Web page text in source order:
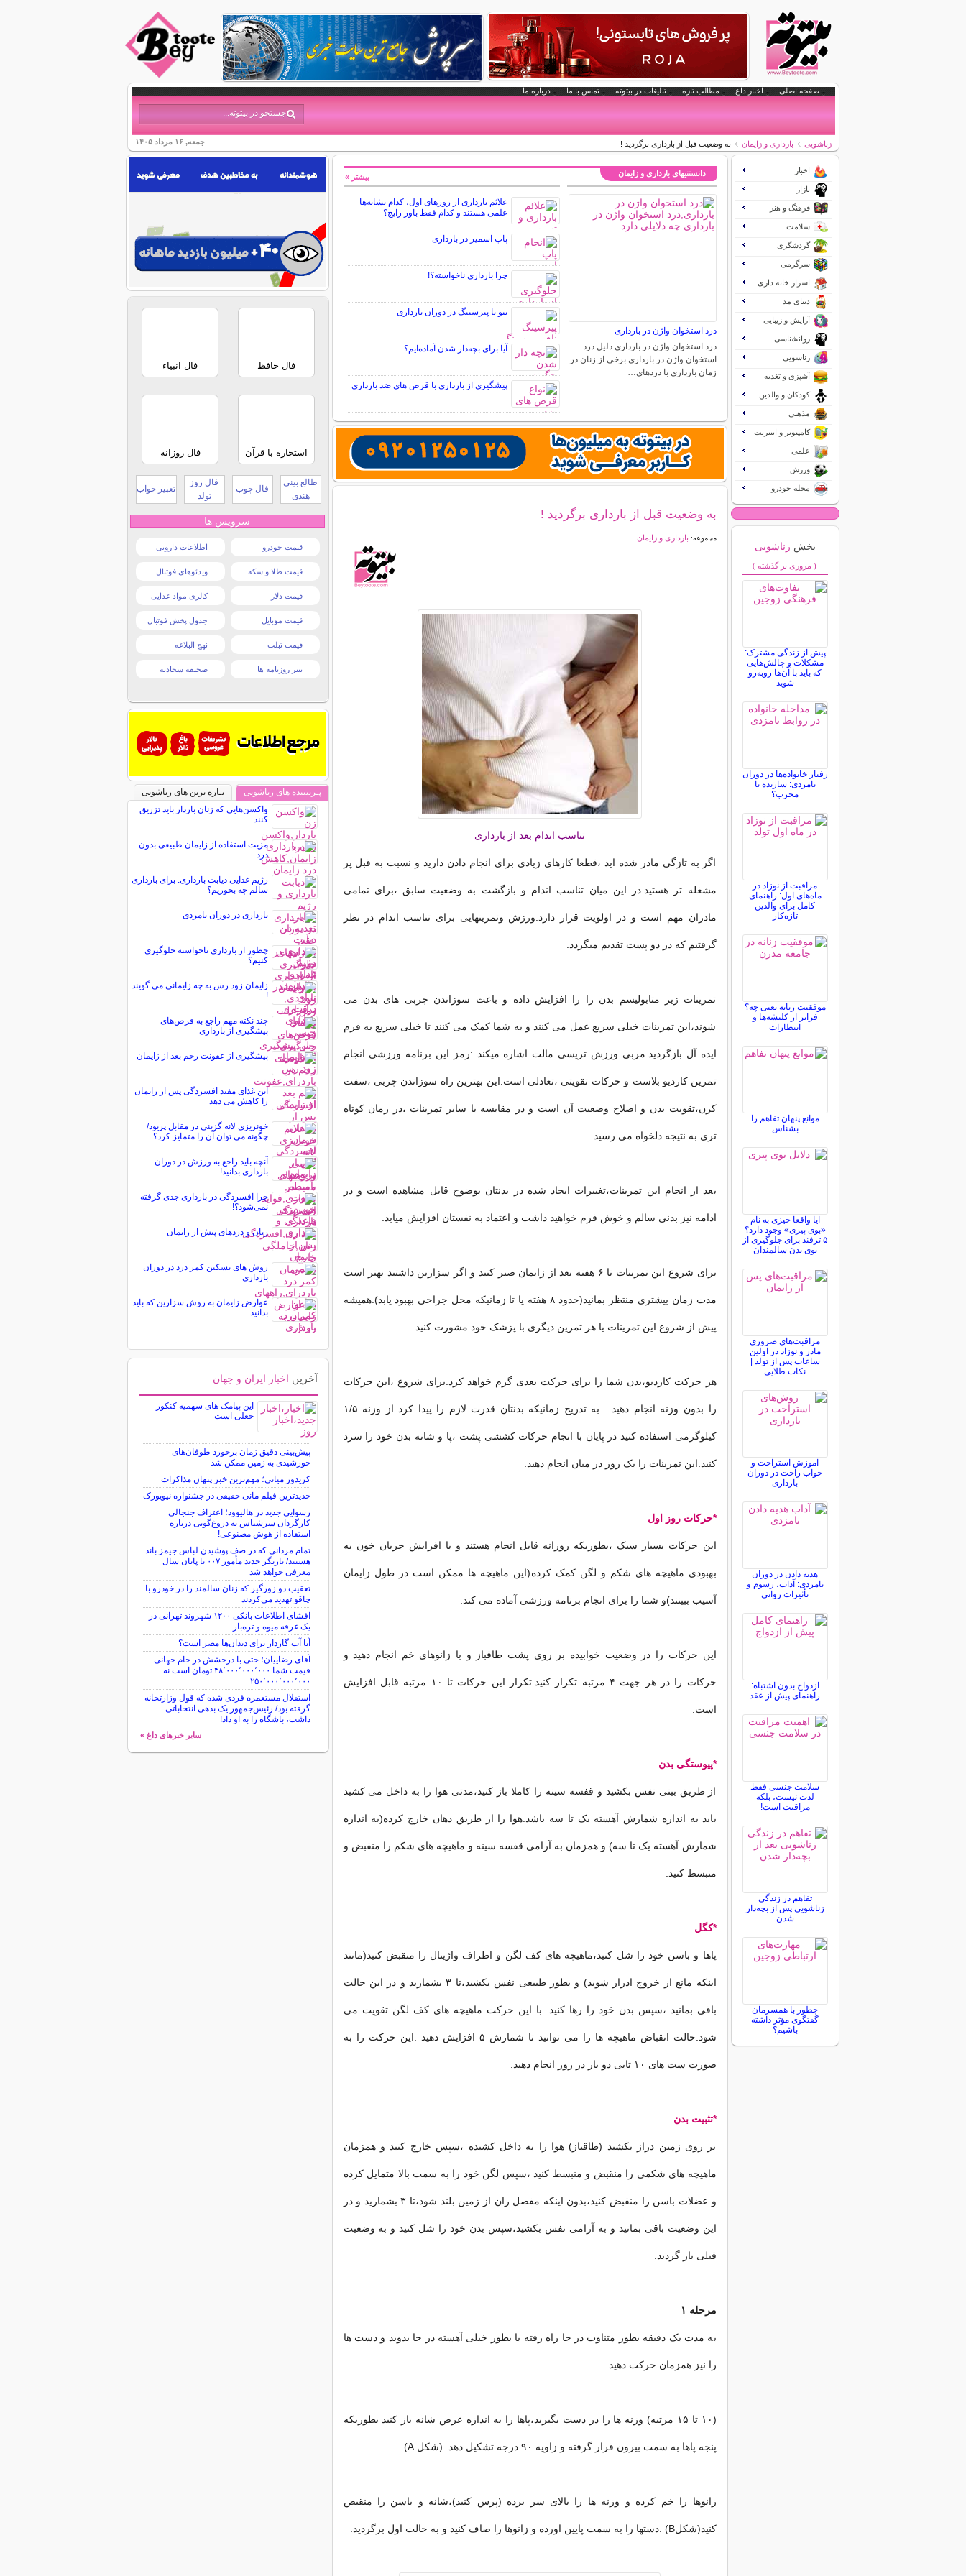
صفحه اصلی اخبار داغ مطالب تازه تبلیغات در بیتوته تماس با ما درباره ما
جمعه, ۱۶ مرداد ۱۴۰۵ زناشویی بارداری و زایمان به وضعیت قبل از بارداری برگردید !
دانستنیهای بارداری و زایمان
درد استخوان واژن در بارداری
درد استخوان واژن در بارداری دلیل درد
استخوان واژن در بارداری برخی از زنان در
زمان بارداری با دردهای…
علائم بارداری از روزهای اول، کدام نشانه‌ها
علمی هستند و کدام فقط باور رایج؟
پاپ اسمیر در بارداری
چرا بارداری ناخواسته؟!
تتو یا پیرسینگ در دوران بارداری
آیا برای بچه‌دار شدن آماده‌ایم؟
پیشگیری از بارداری با قرص های ضد بارداری
بیشتر »
به وضعیت قبل از بارداری برگردید !
مجموعه: بارداری و زایمان
تناسب اندام بعد از بارداری
اگر به تازگی مادر شده اید ،قطعا کارهای زیادی برای انجام دادن دارید و نسبت به قبل پر
مشغله تر هستید.در این میان تناسب اندام و بازگشت به وضعیت سابق ،برای تمامی
مادران مهم است و در اولویت قرار دارد.ورزش وتمرینهایی برای تناسب اندام در نظر
گرفتیم که در دو پست تقدیم میگردد.
تمرینات زیر متابولیسم بدن را را افزایش داده و باعث سوزاندن چربی های بدن می
شوند،این تمرینات خیلی سریع عمل می کنند و به شما کمک می کنند تا خیلی سریع به فرم
ایده آل بازگردید.مربی ورزش تریسی مالت اشاره میکند :رمز این برنامه ورزشی انجام
تمرین کاردیو بلاست و حرکات تقویتی ،تعادلی است.این بهترین راه سوزاندن چربی ،سفت
کرن،تقویت بدن و اصلاح وضعیت آن است و در مقایسه با سایر تمرینات ،در زمان کوتاه
تری به نتیجه دلخواه می رسید.
بعد از انجام این تمرینات،تغییرات ایجاد شده در بدنتان بوضوح قابل مشاهده است و در
ادامه نیز بدنی سالم و خوش فرم خواهید داشت و اعتماد به نفستان افزایش میابد.
برای شروع این تمرینات تا ۶ هفته بعد از زایمان صبر کنید و اگر سزارین داشتید بهتر است
مدت زمان بیشتری منتظر بمانید(حدود ۸ هفته یا تا زمانیکه محل جراحی بهبود یابد).همیشه
پیش از شروع این تمرینات یا هر تمرین دیگری با پزشک خود مشورت کنید.
هر حرکت کاردیو،بدن شما را برای حرکت بعدی گرم خواهد کرد.برای شروع ،این حرکات
را بدون وزنه انجام دهید . به تدریج زمانیکه بدنتان قدرت لازم را پیدا کرد از وزنه ۱/۵
کیلوگرمی استفاده کنید در پایان با انجام حرکات کششی پشت ،پا و شانه بدن خود را سرد
کنید.این تمرینات را یک روز در میان انجام دهید.
*حرکات روز اول
این حرکات بسیار سبک ،بطوریکه روزانه قابل انجام هستند و با افزایش جریان خون به
بهبودی ماهیچه های شکم و لگن کمک کرده(این ماهیچه ها ممکن است در طول زایمان
آسیب ببینند)و شما را برای انجام برنامه ورزشی آماده می کند.
این حرکات را در وضعیت خوابیده بر روی پشت طاقباز و با زانوهای خم انجام دهید و
حرکات را در هر جهت ۴ مرتبه تکرار کنید.تکرار این حرکات تا ۱۰ مرتبه قابل افزایش
است.
*پیوستگی بدن
از طریق بینی نفس بکشید و قفسه سینه را کاملا باز کنید،مدتی هوا را به داخل می کشید
باید به اندازه شمارش آهسته یک تا سه باشد.هوا را از طریق دهان خارج کرده(به اندازه
شمارش آهسته یک تا سه) و همزمان به آرامی قفسه سینه و ماهیچه های شکم را منقبض و
منبسط کنید.
*کگل
پاها و باسن خود را شل کنید،ماهیچه های کف لگن و اطراف واژینال را منقبض کنید(مانند
اینکه مانع از خروج ادرار شوید) و بطور طبیعی نفس بکشید،تا ۳ بشمارید و در این حالت
باقی بمانید ،سپس بدن خود را رها کنید .با این حرکت ماهیچه های کف لگن تقویت می
شود.حالت انقباض ماهیچه ها را می توانید تا شمارش ۵ افزایش دهید .این حرکت را به
صورت ست های ۱۰ تایی دو بار در روز انجام دهید.
*تثبیت بدن
بر روی زمین دراز بکشید (طاقباز) هوا را به داخل کشیده ،سپس خارج کنید و همزمان
ماهیچه های شکمی را منقبض و منبسط کنید ،سپس لگن خود را به سمت بالا متمایل کرده
و عضلات باسن را منقبض کنید،بدون اینکه مفصل ران از زمین بلند شود،تا ۳ بشمارید و در
این وضعیت باقی بمانید و به آرامی نفس بکشید،سپس بدن خود را شل کنید و به وضعیت
قبلی باز گردید.
مرحله ۱
به مدت یک دقیقه بطور متناوب در جا راه رفته یا بطور خیلی آهسته در جا بدوید و دست ها
را نیز همزمان حرکت دهید.
(۱۰ تا ۱۵ مرتبه) وزنه ها را در دست بگیرید،پاها را به اندازه عرض شانه باز کنید بطوریکه
پنجه پاها به سمت بیرون قرار گرفته و زاویه ۹۰ درجه تشکیل دهد .(شکل A)
زانوها را خم کرده و وزنه ها را بالای سر برده (پرس کنید)،شانه و باسن را منقبض
کنید(شکلB) .دستها را به سمت پایین اورده و زانوها را صاف کنید و به حالت اول برگردید.
اخبار
بازار
فرهنگ و هنر
سلامت
گردشگری
سرگرمی
اسرار خانه داری
دنیای مد
آرایش و زیبایی
روانشناسی
زناشویی
آشپزی و تغذیه
کودکان و والدین
مذهبی
کامپیوتر و اینترنت
علمی
ورزش
مجله خودرو
بخش زناشویی
( مروری بر گذشته )
پیش از زندگی مشترک:
مشکلات و چالش‌هایی
که باید با آن‌ها روبه‌رو
شوید
رفتار خانواده‌ها در دوران
نامزدی: سازنده یا
مخرب؟
مراقبت از نوزاد در
ماه‌های اول: راهنمای
کامل برای والدین
تازه‌کار
موفقیت زنانه یعنی چه؟
فراتر از کلیشه‌ها و
انتظارات
موانع پنهان تفاهم را
بشناس
آیا واقعاً چیزی به نام
«بوی پیری» وجود دارد؟
۵ ترفند برای جلوگیری از
بوی بدن سالمندان
مراقبت‌های ضروری
مادر و نوزاد در اولین
ساعات پس از تولد |
نکات طلایی
آموزش استراحت و
خواب راحت در دوران
بارداری
هدیه دادن در دوران
نامزدی: آداب، رسوم و
تأثیرات روانی
ازدواج بدون اشتباه:
راهنمای پیش از عقد
سلامت جنسی فقط
لذت نیست، بلکه
مراقبت است!
تفاهم در زندگی
زناشویی پس از بچه‌دار
شدن
چطور با همسرمان
گفتگوی مؤثر داشته
باشیم؟
فال حافظ فال انبیاء
استخاره با قرآن فال روزانه
طالع بینی
هندی
فال چوب
فال روز
تولد
تعبیر خواب
سرویس ها
قیمت خودرو اطلاعات دارویی
قیمت طلا و سکه ویدئوهای فوتبال
قیمت دلار کالری مواد غذایی
قیمت موبایل جدول پخش فوتبال
قیمت تبلت نهج البلاغه
تیتر روزنامه ها صحیفه سجادیه
پـربیننده های زناشویی
تـازه ترین های زناشویی
واکسن‌هایی که زنان باردار باید تزریق
کنند
مزیت استفاده از زایمان طبیعی بدون
درد
رژیم غذایی دیابت بارداری: برای بارداری
سالم چه بخوریم؟
بارداری در دوران نامزدی
چطور از بارداری ناخواسته جلوگیری
کنیم؟
زايمان زود رس به چه زایمانی می گویند
!
چند نكته مهم راجع به قرص‌های
پیشگیری از بارداری
پیشگیری از عفونت رحم بعد از زایمان
این غذای مفید افسردگی پس از زایمان
را کاهش می دهد
خونریزی لانه گزینی در مقابل پریود/
چگونه می توان آن را متمایز کرد؟
آنچه باید راجع به ورزش در دوران
بارداری بدانید!
چرا افسردگی در بارداری جدی گرفته
نمی‌شود؟!
زنان و دردهای پیش از زایمان
روش های تسکین کمر درد در دوران
بارداری
عوارض زایمان به روش سزارین که باید
بدانید
آخرین اخبار ایران و جهان
این پیامک های سهمیه کنکور
جعلی است
پیش‌بینی دقیق زمان برخورد طوفان‌های
خورشیدی به زمین ممکن شد
کریدور میانی؛ مهم‌ترین خبر پنهان مذاکرات
جدیدترین فیلم مانی حقیقی در جشنواره نیویورک
رسوایی جدید در هالیوود؛ اعتراف جنجالی
کارگردان سرشناس به دروغ‌گویی درباره
استفاده از هوش مصنوعی!
تمام مردانی که در صف پوشیدن لباس جیمز باند
هستند/ بازیگر جدید مأمور ۰۰۷ تا پایان سال
معرفی خواهد شد
تعقیب دو زورگیر که زنان سالمند را در خودرو با
چاقو تهدید می‌کردند
افشای اطلاعات بانکی ۱۲۰۰ شهروند تهرانی در
یک غرفه میوه و تره‌بار
آیا آب گازدار برای دندان‌ها مضر است؟
آقای رضاییان؛ حتی با درخشش در جام جهانی
قیمت شما ۴۸٬۰۰۰٬۰۰۰٬۰۰۰ تومان است نه
۲۵۰٬۰۰۰٬۰۰۰٬۰۰۰
استقلال مستعمره فردی شده که قول وزارتخانه
گرفته بود/ رئیس‌جمهور یک بدهی انتخاباتی
داشت، باشگاه را به او داد!
سایر خبرهای داغ »